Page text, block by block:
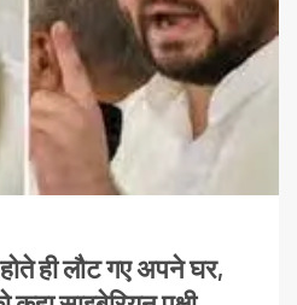
होते ही लौट गए अपने घर,